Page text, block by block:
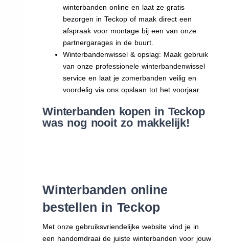
winterbanden online en laat ze gratis
bezorgen in Teckop of maak direct een
afspraak voor montage bij een van onze
partnergarages in de buurt.
Winterbandenwissel & opslag: Maak gebruik
van onze professionele winterbandenwissel
service en laat je zomerbanden veilig en
voordelig via ons opslaan tot het voorjaar.
Winterbanden kopen in Teckop
was nog nooit zo makkelijk!
Winterbanden online
bestellen in Teckop
Met onze gebruiksvriendelijke website vind je in
een handomdraai de juiste winterbanden voor jouw